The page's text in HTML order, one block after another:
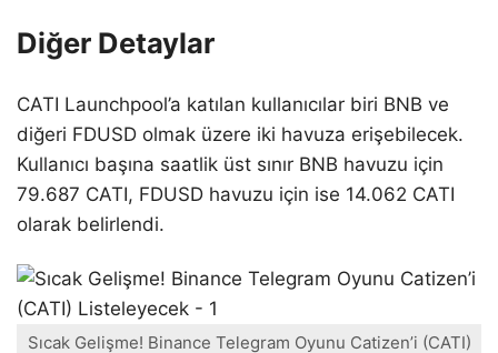
Diğer Detaylar
CATI Launchpool’a katılan kullanıcılar biri BNB ve
diğeri FDUSD olmak üzere iki havuza erişebilecek.
Kullanıcı başına saatlik üst sınır BNB havuzu için
79.687 CATI, FDUSD havuzu için ise 14.062 CATI
olarak belirlendi.
Sıcak Gelişme! Binance Telegram Oyunu Catizen’i (CATI)